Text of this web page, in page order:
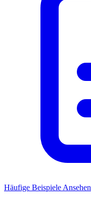
Häufige Beispiele Ansehen